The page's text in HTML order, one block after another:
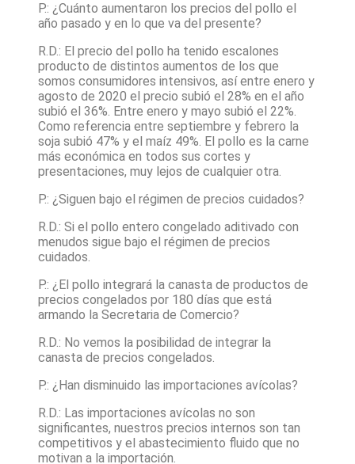
P.: ¿Cuánto aumentaron los precios del pollo el
año pasado y en lo que va del presente?
R.D.: El precio del pollo ha tenido escalones
producto de distintos aumentos de los que
somos consumidores intensivos, así entre enero y
agosto de 2020 el precio subió el 28% en el año
subió el 36%. Entre enero y mayo subió el 22%.
Como referencia entre septiembre y febrero la
soja subió 47% y el maíz 49%. El pollo es la carne
más económica en todos sus cortes y
presentaciones, muy lejos de cualquier otra.
P.: ¿Siguen bajo el régimen de precios cuidados?
R.D.: Si el pollo entero congelado aditivado con
menudos sigue bajo el régimen de precios
cuidados.
P.: ¿El pollo integrará la canasta de productos de
precios congelados por 180 días que está
armando la Secretaria de Comercio?
R.D.: No vemos la posibilidad de integrar la
canasta de precios congelados.
P.: ¿Han disminuido las importaciones avícolas?
R.D.: Las importaciones avícolas no son
significantes, nuestros precios internos son tan
competitivos y el abastecimiento fluido que no
motivan a la importación.